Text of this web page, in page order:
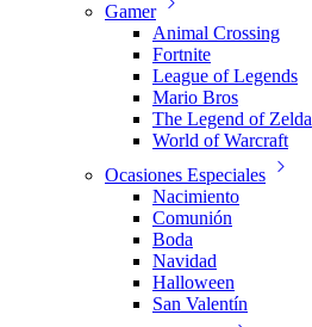
Gamer
Animal Crossing
Fortnite
League of Legends
Mario Bros
The Legend of Zelda
World of Warcraft
Ocasiones Especiales
Nacimiento
Comunión
Boda
Navidad
Halloween
San Valentín